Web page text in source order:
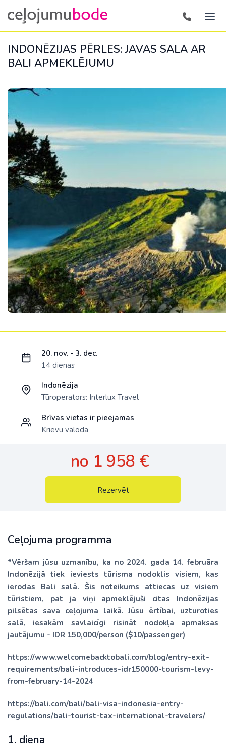
INDONĒZIJAS PĒRLES: JAVAS SALA AR
BALI APMEKLĒJUMU
Ceļojuma programma
*Vēršam jūsu uzmanību, ka no 2024. gada 14. februāra
Indonēzijā tiek ieviests tūrisma nodoklis visiem, kas
ierodas Bali salā. Šis noteikums attiecas uz visiem
tūristiem, pat ja viņi apmeklējuši citas Indonēzijas
pilsētas sava ceļojuma laikā. Jūsu ērtībai, uzturoties
salā, iesakām savlaicīgi risināt nodokļa apmaksas
jautājumu - IDR 150,000/person ($10/passenger)
https://www.welcomebacktobali.com/blog/entry-exit-
requirements/bali-introduces-idr150000-tourism-levy-
from-february-14-2024
https://bali.com/bali/bali-visa-indonesia-entry-
regulations/bali-tourist-tax-international-travelers/
1. diena
20. nov. - 3. dec.
14 dienas
Indonēzija
Tūroperators: Interlux Travel
Brīvas vietas ir pieejamas
Krievu valoda
no 1 958 €
Rezervēt